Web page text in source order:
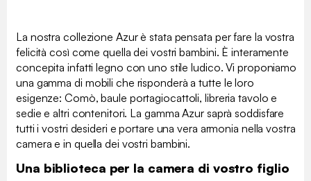
La nostra collezione Azur è stata pensata per fare la vostra
felicità così come quella dei vostri bambini. È interamente
concepita infatti legno con uno stile ludico. Vi proponiamo
una gamma di mobili che risponderà a tutte le loro
esigenze: Comò, baule portagiocattoli, libreria tavolo e
sedie e altri contenitori. La gamma Azur saprà soddisfare
tutti i vostri desideri e portare una vera armonia nella vostra
camera e in quella dei vostri bambini.
Una biblioteca per la camera di vostro figlio